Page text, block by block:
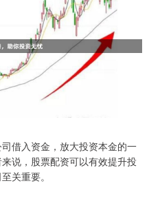
借入资金，放大投资本金的一
说，股票配资可以有效提升投
关重要。